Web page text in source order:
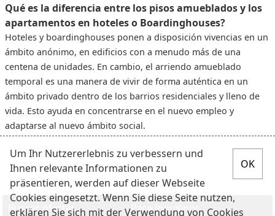
Qué es la diferencia entre los pisos amueblados y los
apartamentos en hoteles o Boardinghouses?
Hoteles y boardinghouses ponen a disposición vivencias en un
ámbito anónimo, en edificios con a menudo más de una
centena de unidades. En cambio, el arriendo amueblado
temporal es una manera de vivir de forma auténtica en un
ámbito privado dentro de los barrios residenciales y lleno de
vida. Esto ayuda en concentrarse en el nuevo empleo y
adaptarse al nuevo ámbito social.
Buscar ofertas Para inquilinos
Um Ihr Nutzererlebnis zu verbessern und
Ihnen relevante Informationen zu
präsentieren, werden auf dieser Webseite
Cookies eingesetzt. Wenn Sie diese Seite nutzen,
erklären Sie sich mit der Verwendung von Cookies